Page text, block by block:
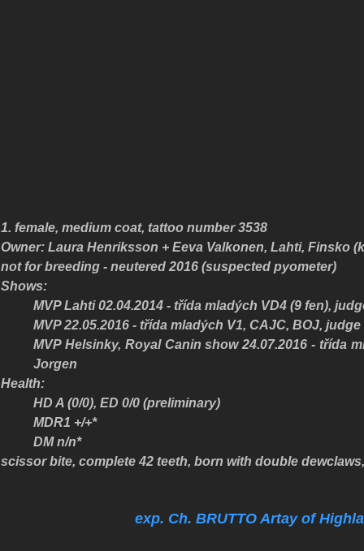
1. female, medium coat, tattoo number 3538
Owner: Laura Henriksson + Eeva Valkonen, Lahti, Finsko
not for breeding - neutered 2016 (suspected pyometer)
Shows:
MVP Lahti 02.04.2014 - třída mladých VD4 (9 fen),
MVP 22.05.2016 - třída mladých V1, CAJC, BOJ,
MVP Helsinky, Royal Canin show 24.07.2016 - třída
Jorgen
Health:
HD A (0/0), ED 0/0 (preliminary)
MDR1 +/+*
DM n/n*
scissor bite, complete 42 teeth, born with double
exp. Ch. BRUTTO Artay of